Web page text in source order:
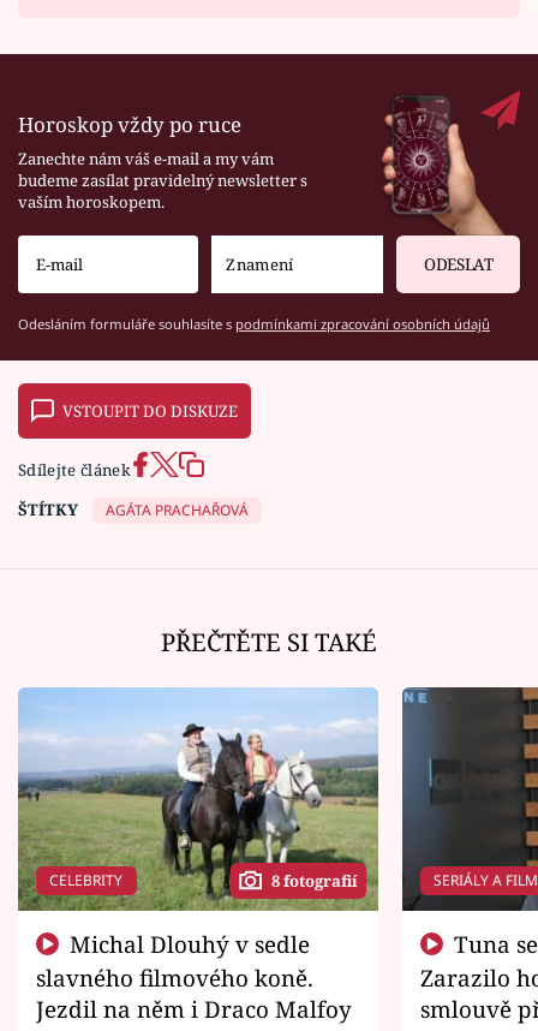
Horoskop vždy po ruce
Zanechte nám váš e-mail a my vám
budeme zasílat pravidelný newsletter s
vaším horoskopem.
ODESLAT
Odesláním formuláře souhlasíte s podmínkami zpracování osobních údajů
VSTOUPIT DO DISKUZE
Sdílejte článek
ŠTÍTKY
AGÁTA PRACHAŘOVÁ
PŘEČTĚTE SI TAKÉ
CELEBRITY 8 fotografií
slavného filmového koně.
Jezdil na něm i Draco Malfoy
SERIÁLY A
Zarazilo
smlouvě